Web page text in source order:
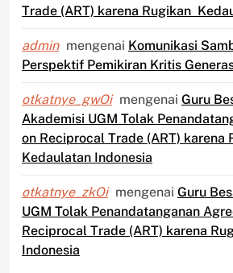
Trade (ART) karena Rugikan
admin mengenai Komunikasi
Perspektif Pemikiran Kritis
otkatnye_gwOi mengenai Guru
Akademisi UGM Tolak
on Reciprocal Trade (ART) karena
Kedaulatan Indonesia
otkatnye_zkOi mengenai Guru
UGM Tolak Penandatanganan
Reciprocal Trade (ART) karena
Indonesia